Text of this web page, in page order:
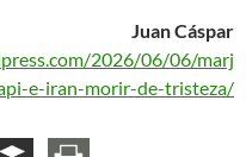
Juan Cáspar
2026/06/06/marj
e-iran-morir-de-tristeza/